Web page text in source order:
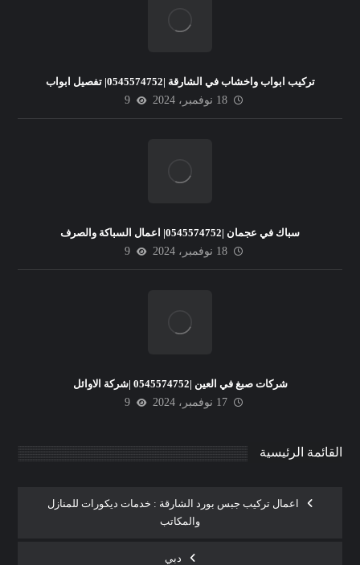
تركيب ابواب واخشاب في الشارقة |0545574752| تفصيل ابواب
18 نوفمبر، 2024
9
سباك في عجمان |0545574752| اعمال السباكة والصرف
18 نوفمبر، 2024
9
شركات صبغ في العين |0545574752 |شركة الاوائل
17 نوفمبر، 2024
9
القائمة الرئيسية
اعمال تركيب جبس بورد الشارقة : خدمات ديكورات للمنازل
والمكاتب
دبي